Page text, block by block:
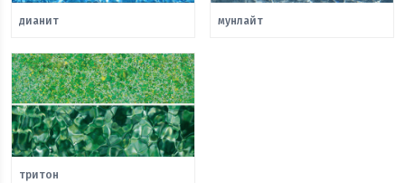
дианит мунлайт
тритон